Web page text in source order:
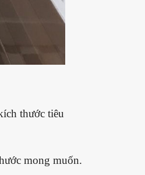
thước tiêu
mong muốn.